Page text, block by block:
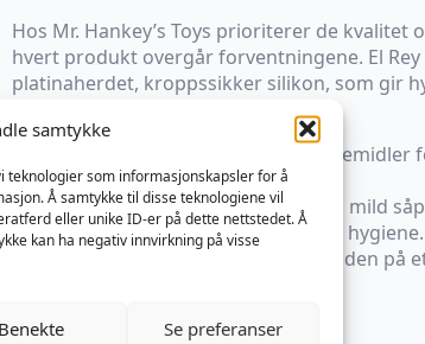
samtykke
teknologier som informasjonskapsler for å
Å samtykke til disse teknologiene vil
eller unike ID-er på dette nettstedet. Å
kan ha negativ innvirkning på visse
Benekte Se preferanser
Hos Mr. Hankey’s Toys prioriterer de kvalitet
hvert produkt overgår forventningene. El Rey
platinaherdet, kroppssikker silikon, som gir
Smøring: Bruk med vannbaserte
glidning.
Rengjøring: Vask med varmt vann og mild
spesialisert leketøysrens for grundig hygiene.
Oppbevaring: Tørk helt og oppbevar den på
Mål: